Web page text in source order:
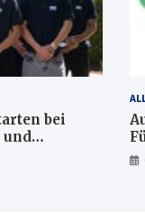
bei
und